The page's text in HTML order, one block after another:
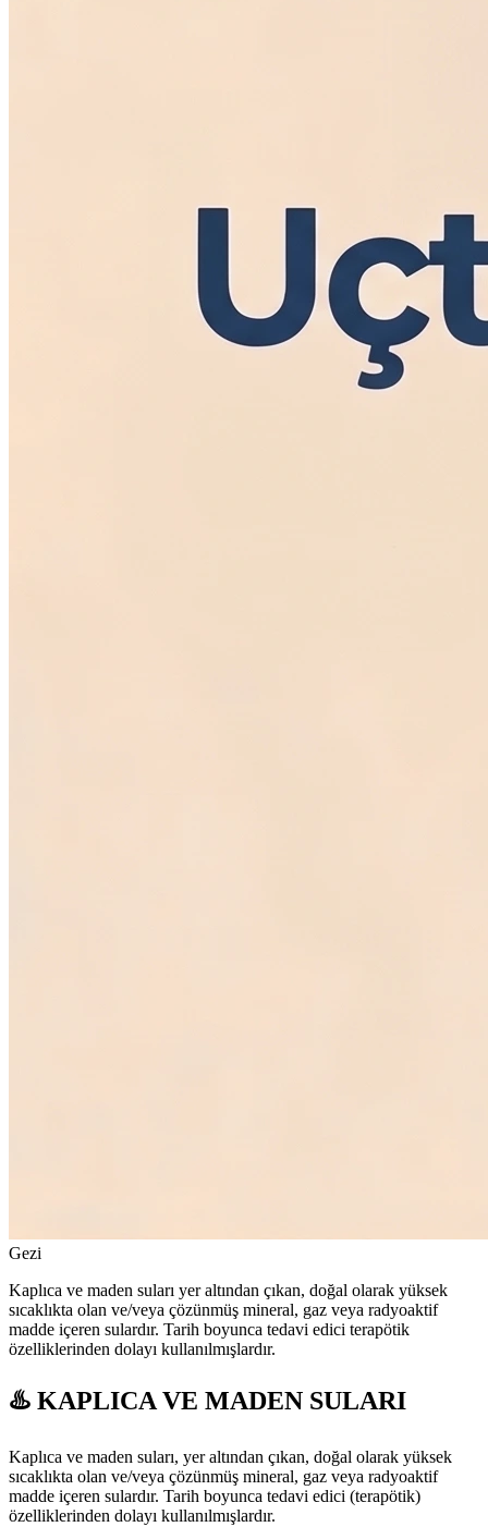
Gezi
Kaplıca ve maden suları yer altından çıkan, doğal olarak yüksek
sıcaklıkta olan ve/veya çözünmüş mineral, gaz veya radyoaktif
madde içeren sulardır. Tarih boyunca tedavi edici terapötik
özelliklerinden dolayı kullanılmışlardır.
♨️ KAPLICA VE MADEN SULARI
Kaplıca ve maden suları, yer altından çıkan, doğal olarak yüksek
sıcaklıkta olan ve/veya çözünmüş mineral, gaz veya radyoaktif
madde içeren sulardır. Tarih boyunca tedavi edici (terapötik)
özelliklerinden dolayı kullanılmışlardır.